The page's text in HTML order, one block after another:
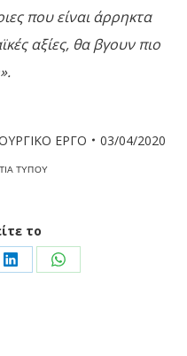
που είναι άρρηκτα
αξίες, θα βγουν πιο
ΕΡΓΟ
03/04/2020
ΤΥΠΟΥ
το
Share Share